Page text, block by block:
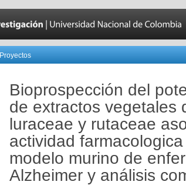
Proyectos
Bioprospección del
de extractos vegetales
luraceae y rutaceae
actividad
modelo murino de
Alzheimer y análisis